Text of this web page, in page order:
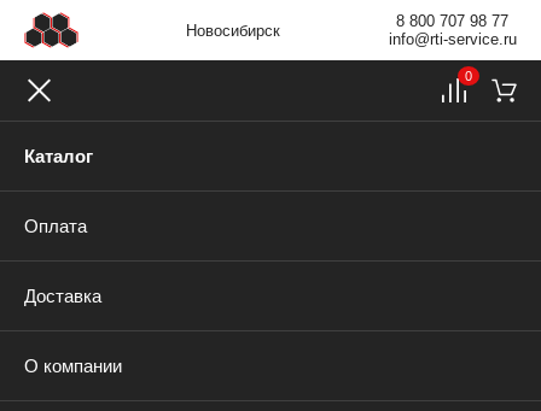
Новосибирск
8 800 707 98 77
info@rti-service.ru
Каталог
Оплата
Доставка
О компании
0